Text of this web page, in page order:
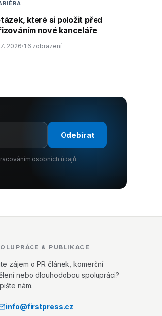
které si položit před
nové kanceláře
2026 16 zobrazení
Odebírat
osobních údajů.
& PUBLIKACE
zájem o PR článek, komerční
nebo dlouhodobou spolupráci?
nám.
info@firstpress.cz